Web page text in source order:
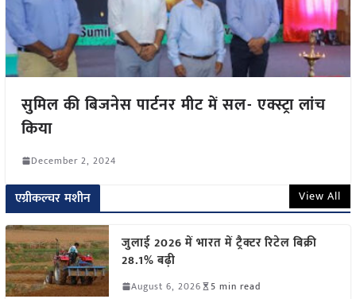
सुमिल की बिजनेस पार्टनर मीट में सल- एक्स्ट्रा लांच
किया
December 2, 2024
एग्रीकल्चर मशीन View All
जुलाई 2026 में भारत में ट्रैक्टर रिटेल बिक्री
28.1% बढ़ी
August 6, 2026 5 min read